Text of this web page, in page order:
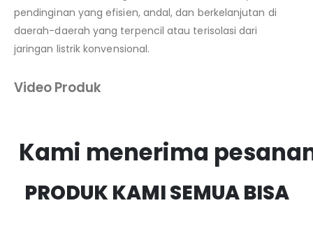
pendinginan yang efisien, andal, dan berkelanjutan di
daerah-daerah yang terpencil atau terisolasi dari
jaringan listrik konvensional.
Video Produk
Kami menerima
PRODUK KAMI SEMUA BISA